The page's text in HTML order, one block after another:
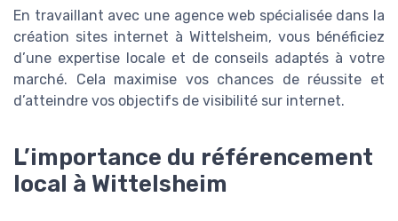
En travaillant avec une agence web spécialisée dans la
création sites internet à Wittelsheim, vous bénéficiez
d’une expertise locale et de conseils adaptés à votre
marché. Cela maximise vos chances de réussite et
d’atteindre vos objectifs de visibilité sur internet.
L’importance du référencement
local à Wittelsheim